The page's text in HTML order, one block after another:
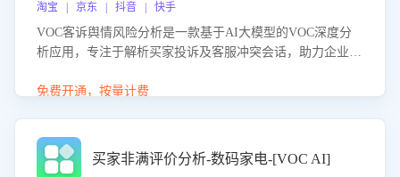
淘宝 | 京东 | 抖音 | 快手
VOC客诉舆情风险分析是一款基于AI大模型的VOC深度分
析应用，专注于解析买家投诉及客服冲突会话，助力企业精
别客户情绪、归因争议根源，并客观评估客服应对合理性与
能力，阻断差评扩散，维护品牌声誉，实现客户满意度的持
续提升。
免费开通，按量计费
买家非满评价分析-数码家电-[VOC AI]